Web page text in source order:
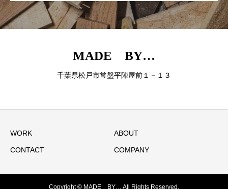
MADE BY…
千葉県松戸市常盤平陣屋前１－１３
WORK ABOUT
CONTACT COMPANY
Copyright © MADE BY… All Rights Reserved.